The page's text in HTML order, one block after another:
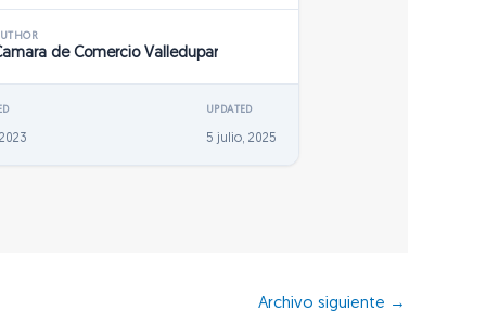
de Comercio Valledupar
UPDATED
5 julio, 2025
Archivo siguiente →